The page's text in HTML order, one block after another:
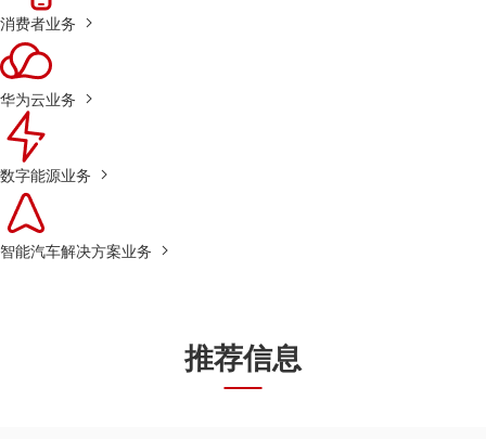
消费者业务
华为云业务
数字能源业务
智能汽车解决方案业务
推荐信息